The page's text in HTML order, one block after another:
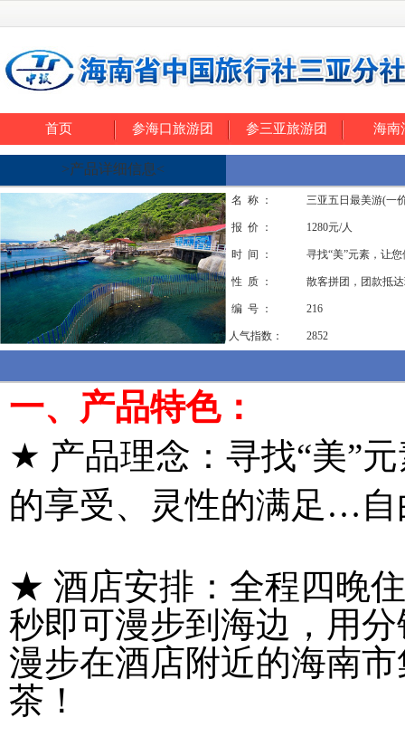
首页 参海口旅游团 参三亚旅游团 海南
>产品详细信息<
名 称 ： 三亚五日最美游(一
报 价 ： 1280元/人
时 间 ： 寻找“美”元素，让
性 质 ： 散客拼团，团款抵
编 号 ： 216
人气指数： 2852
一、产品特色：
★ 产品理念：寻找“美”
的享受、灵性的满足 …
★ 酒店安排：全程四晚
秒即可漫步到海边，用
漫步在酒店附近的海南
茶！